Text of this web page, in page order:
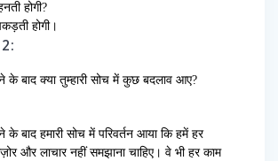
होगी?
होगी।
बाद क्या तुम्हारी सोच में कुछ बदलाव आए?
बाद हमारी सोच में परिवर्तन आया कि हमें हर
और लाचार नहीं समझाना चाहिए। वे भी हर काम